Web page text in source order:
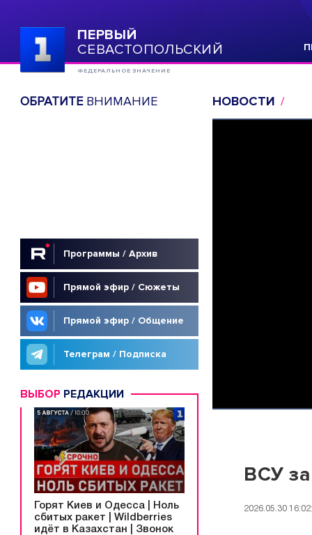
ПЕРВЫЙ
СЕВАСТОПОЛЬСКИЙ
ФЕДЕРАЛЬНОЕ ЗНАЧЕНИЕ
ОБРАТИТЕВНИМАНИЕ
Программы / Архив
Прямой эфир / Сюжеты
Прямой эфир / Общение
Телеграм / Подписка
ВЫБОР РЕДАКЦИИ
Горят Киев и Одесса | Ноль
сбитых ракет | Wildberries
идёт в Казахстан | Звонок
НОВОСТИ
ВСУ за
2026.05.30